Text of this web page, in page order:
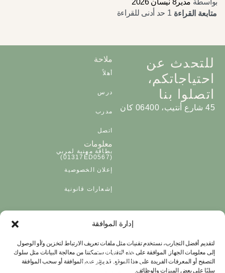
إدارة الموافقة
لتقديم أفضل التجارب، نستخدم تقنيات مثل ملفات تعريف الارتباط لتخزين و/أو الوصول
إلى معلومات الجهاز. الموافقة على هذه التقنيات ستمكننا من معالجة البيانات مثل سلوك
التصفح أو المعرفات الفريدة على هذا الموقع. قد يؤثر عدم الموافقة أو سحب الموافقة
سلبًا على بعض الميزات والوظائف.
بواسطة مدير8 نيسان 2026
متابعة القراءة 1 حد أدنى للقراءة
للتحدث عن
احتياجاتكم،
اتصلوا بنا
45 شارع أنتيب، 06400 كان
ملاحة
أهلاً
درس
مدرب
اتصل
معلومات
بطاقة مهنية لمربي
(01317ED0567)
إعلان الخصوصية
إشعارات قانونية